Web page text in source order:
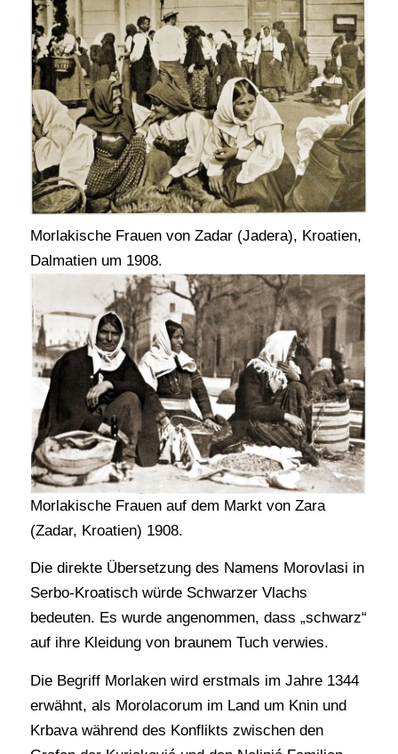
Morlakische Frauen von Zadar (Jadera), Kroatien,
Dalmatien um 1908.
Morlakische Frauen auf dem Markt von Zara
(Zadar, Kroatien) 1908.
Die direkte Übersetzung des Namens Morovlasi in
Serbo-Kroatisch würde Schwarzer Vlachs
bedeuten. Es wurde angenommen, dass „schwarz“
auf ihre Kleidung von braunem Tuch verwies.
Die Begriff Morlaken wird erstmals im Jahre 1344
erwähnt, als Morolacorum im Land um Knin und
Krbava während des Konflikts zwischen den